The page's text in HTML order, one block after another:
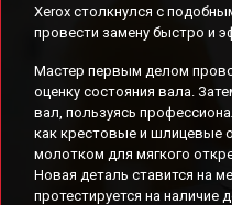
Xerox столкнулся с
провести замену быстро и
Мастер первым делом
оценку состояния вала.
вал, пользуясь
как крестовые и шлицевые
молотком для мягкого
Новая деталь ставится на
протестируется на наличие